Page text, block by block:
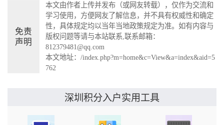
免责
声明
本文由作者上传并发布（或网友转载），仅作为交流和
学习使用，方便网友了解信息，并不具有权威性和确定
性，具体规定均以当年当地政策规定为准。如有内容与
版权问题等请与本站联系,联系邮箱：
812379481@qq.com
本文地址：/index.php?m=home&c=View&a=index&aid=5
762
深圳积分入户实用工具